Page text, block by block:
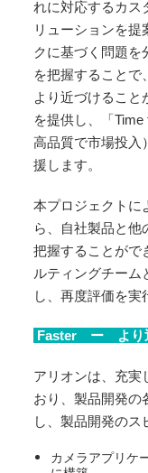
れに対応するカス
リューションを提
クに基づく問題を
を把握することで
より近づけること
を提供し、「
高品質で市場投入
援します。
本プロジェクトに
ら、自社製品と他
把握することがで
ルティングチーム
し、再度評価を実
Faster ー より
アリオンは、充実
おり、製品開発の
し、製品開発のス
カメラアプリケ